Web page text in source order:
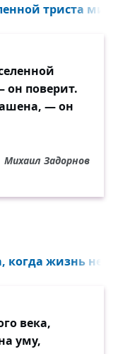
триста
он поверит.
— он
Михаил Задорнов
когда жизнь
века,
уму,